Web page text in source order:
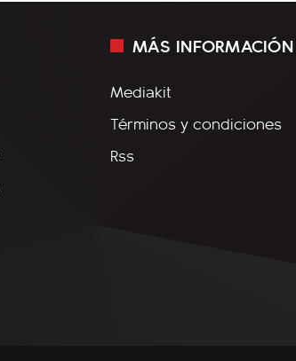
MÁS INFORMACIÓN
Mediakit
Términos y condiciones
Rss